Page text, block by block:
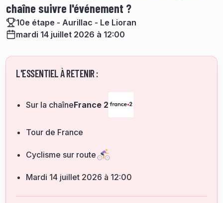
chaîne suivre l'événement ?
10e étape - Aurillac - Le Lioran
mardi 14 juillet 2026 à 12:00
L'ESSENTIEL À RETENIR :
Sur la chaîneFrance 2
Tour de France
Cyclisme sur route
mardi 14 juillet 2026 à 12:00